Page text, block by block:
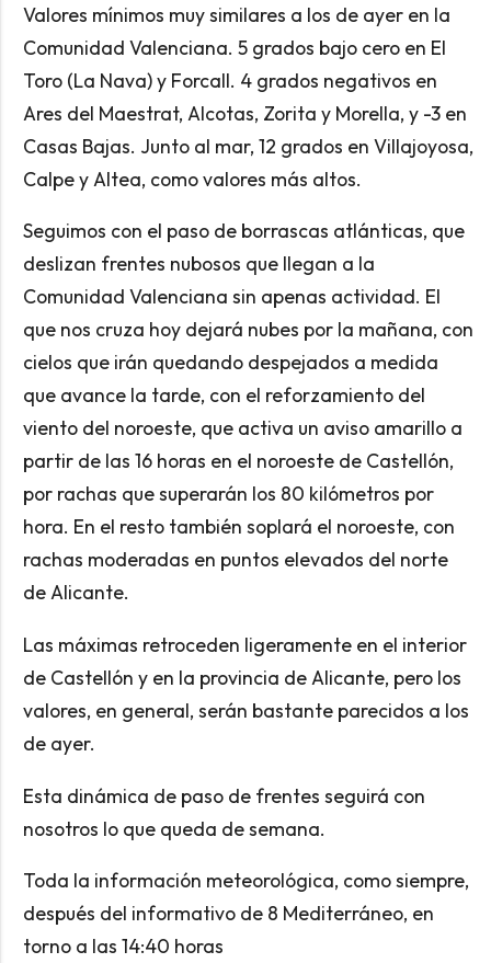
Valores mínimos muy similares a los de ayer en la
Comunidad Valenciana. 5 grados bajo cero en El
Toro (La Nava) y Forcall. 4 grados negativos en
Ares del Maestrat, Alcotas, Zorita y Morella, y -3 en
Casas Bajas. Junto al mar, 12 grados en Villajoyosa,
Calpe y Altea, como valores más altos.
Seguimos con el paso de borrascas atlánticas, que
deslizan frentes nubosos que llegan a la
Comunidad Valenciana sin apenas actividad. El
que nos cruza hoy dejará nubes por la mañana, con
cielos que irán quedando despejados a medida
que avance la tarde, con el reforzamiento del
viento del noroeste, que activa un aviso amarillo a
partir de las 16 horas en el noroeste de Castellón,
por rachas que superarán los 80 kilómetros por
hora. En el resto también soplará el noroeste, con
rachas moderadas en puntos elevados del norte
de Alicante.
Las máximas retroceden ligeramente en el interior
de Castellón y en la provincia de Alicante, pero los
valores, en general, serán bastante parecidos a los
de ayer.
Esta dinámica de paso de frentes seguirá con
nosotros lo que queda de semana.
Toda la información meteorológica, como siempre,
después del informativo de 8 Mediterráneo, en
torno a las 14:40 horas